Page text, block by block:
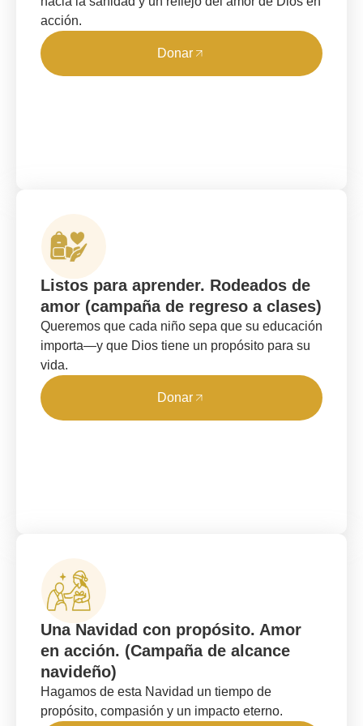
acción.
Donar
Listos para aprender. Rodeados de
amor (campaña de regreso a clases)
Queremos que cada niño sepa que su educación
importa—y que Dios tiene un propósito para su
vida.
Donar
Una Navidad con propósito. Amor
en acción. (Campaña de alcance
navideño)
Hagamos de esta Navidad un tiempo de
propósito, compasión y un impacto eterno.